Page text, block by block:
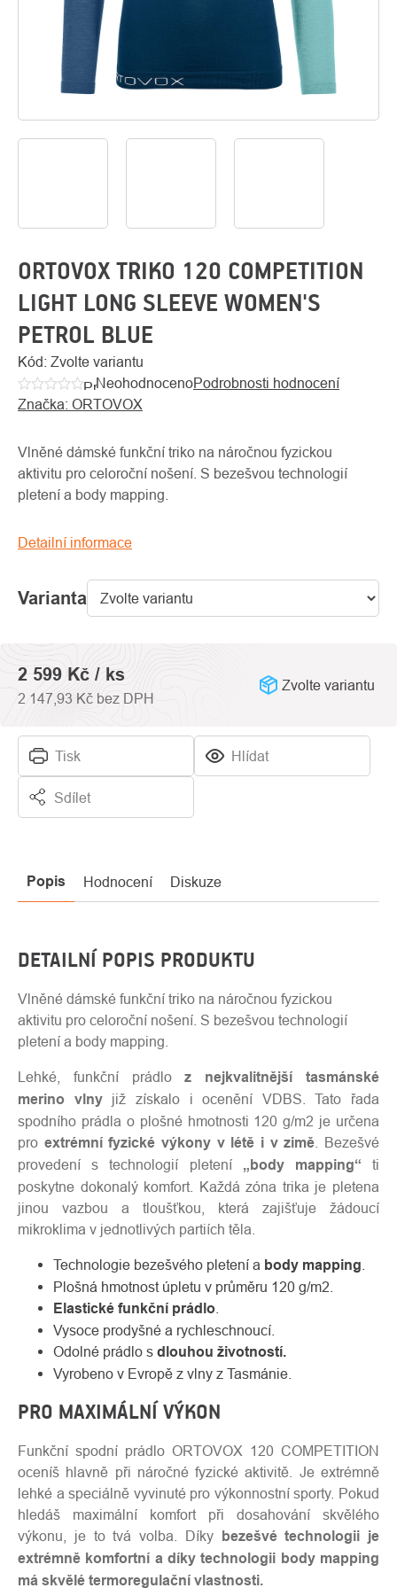
O
ORTOVOX TRIKO 120 COMPETITION
LIGHT LONG SLEEVE WOMEN'S
PETROL BLUE
Kód: Zvolte variantu
Průměrné
hodnocení
je
0,0
z
hvězdiček.
NeohodnocenoPodrobnosti hodnocení
Značka: ORTOVOX
Varianta
Vlněné dámské funkční triko na náročnou fyzickou
aktivitu pro celoroční nošení. S bezešvou technologií
pletení a body mapping.
Detailní informace
Tisk Hlídat
Sdílet
2 599 Kč / ks
2 147,93 Kč bez DPH
Zvolte variantu
Popis Hodnocení Diskuze
DETAILNÍ POPIS PRODUKTU
Vlněné dámské funkční triko na náročnou fyzickou
aktivitu pro celoroční nošení. S bezešvou technologií
pletení a body mapping.
Lehké, funkční prádlo
z nejkvalitnější tasmánské
merino vlny
již získalo i ocenění VDBS. Tato řada
spodního prádla o plošné hmotnosti 120 g/m2 je určena
pro extrémní fyzické výkony v létě i v zimě . Bezešvé
provedení s technologií pletení
„body mapping“
ti
poskytne dokonalý komfort. Každá zóna trika je pletena
jinou vazbou a tloušťkou, která zajišťuje žádoucí
mikroklima v jednotlivých partiích těla.
Technologie bezešvého pletení a body mapping
Plošná hmotnost úpletu v průměru 120 g/m2.
Elastické funkční prádlo
Vysoce prodyšné a rychleschnoucí.
Odolné prádlo s dlouhou životností.
Vyrobeno v Evropě z vlny z Tasmánie.
PRO MAXIMÁLNÍ VÝKON
Funkční spodní prádlo ORTOVOX 120 COMPETITION
oceníš hlavně při náročné fyzické aktivitě. Je extrémně
lehké a speciálně vyvinuté pro výkonnostní sporty. Pokud
hledáš maximální komfort při dosahování skvělého
výkonu, je to tvá volba. Díky bezešvé technologii je
extrémně komfortní a díky technologii body mapping
má skvělé termoregulační vlastnosti.